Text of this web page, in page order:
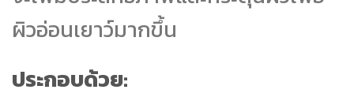
ผิวอ่อนเยาว์มากขึ้น
ประกอบด้วย: